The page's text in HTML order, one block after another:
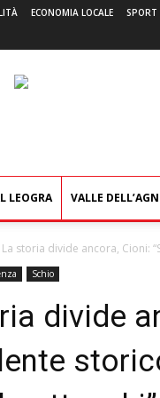
ECONOMIA LOCALE SPORT
LEOGRA VALLE
La storia divide ancora, Cioni:
Schio
divide